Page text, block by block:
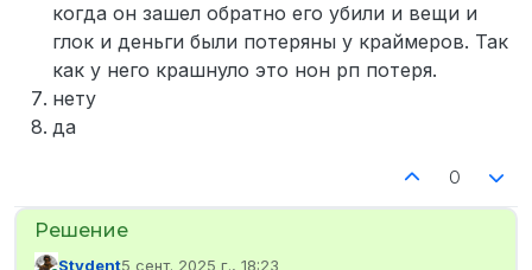
когда он зашел обратно его убили и вещи и
глок и деньги были потеряны у краймеров. Так
как у него крашнуло это нон рп потеря.
нету
да
0
Stydent5 сент. 2025 г., 18:23